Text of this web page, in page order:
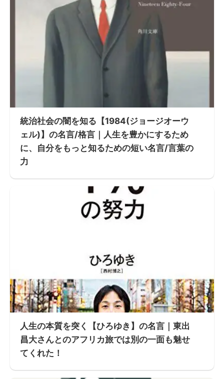
統治社会の闇を知る【1984(ジョージオーウ
ェル)】の名言/格言｜人生を豊かにするため
に、自分をもっと知るための短い名言/言葉の
力
人生の本質を突く【ひろゆき】の名言｜東出
昌大さんとのアフリカ旅では別の一面も魅せ
てくれた！